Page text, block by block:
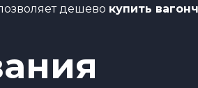
дешево купить